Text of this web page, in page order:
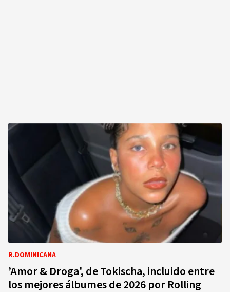
R.DOMINICANA
’Amor & Droga', de Tokischa, incluido entre
los mejores álbumes de 2026 por Rolling